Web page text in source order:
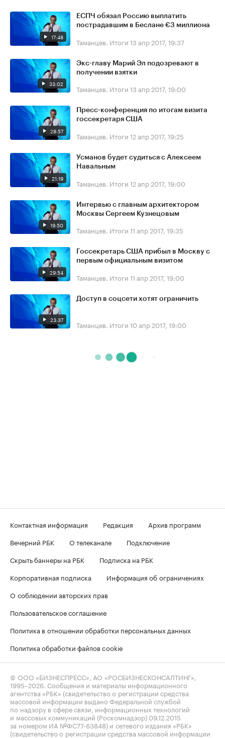
17:48
ЕСПЧ обязал Россию выплатить
пострадавшим в Беслане €3 миллиона
Таманцев. Итоги 13 апр 2017, 19:37
33:02
Экс-главу Марий Эл подозревают в
получении взятки
Таманцев. Итоги 13 апр 2017, 19:00
28:57
Пресс-конференция по итогам визита
госсекретаря США
Таманцев. Итоги 12 апр 2017, 19:25
21:19
Усманов будет судиться с Алексеем
Навальным
Таманцев. Итоги 12 апр 2017, 19:00
19:50
Интервью с главным архитектором
Москвы Сергеем Кузнецовым
Таманцев. Итоги 11 апр 2017, 19:35
29:54
Госсекретарь США прибыл в Москву с
первым официальным визитом
Таманцев. Итоги 11 апр 2017, 19:00
23:37
Доступ в соцсети хотят ограничить
Таманцев. Итоги 10 апр 2017, 19:00
Контактная информация Редакция
Архив программ
Вечерний РБК
О телеканале
Подключение
Скрыть баннеры на РБК
Подписка на РБК
Корпоративная подписка
Информация об ограничениях
О соблюдении авторских прав
Пользовательское соглашение
Политика в отношении обработки персональных данных
Политика обработки файлов cookie
© ООО «БИЗНЕСПРЕСС», АО «РОСБИЗНЕСКОНСАЛТИНГ»,
1995–2026 . Сообщения и материалы информационного
агентства «РБК» (свидетельство о регистрации средства
массовой информации выдано Федеральной службой
по надзору в сфере связи, информационных технологий
и массовых коммуникаций (Роскомнадзор) 09.12.2015
за номером ИА №ФС77-63848) и сетевого издания «РБК»
(свидетельство о регистрации средства массовой информации